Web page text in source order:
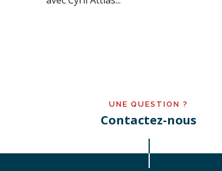
UNE QUESTION ?
Contactez-nous